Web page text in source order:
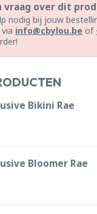
vraag over dit
nodig bij jouw
info@cbylou.be of
Bikini Rae
Bloomer Rae